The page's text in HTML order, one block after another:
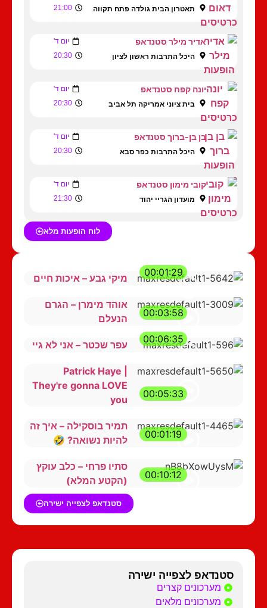
תאטרון הבית גולדה פתח תקווה 21:00
אדיר מילר סטנדאפ יום ד'
היכל התרבות ראשון לציון 20:30
יונה קפח סטנדאפ יום ד'
בית ציוני אמריקה תל אביב 20:30
בן בן-ברוך סטנדאפ יום ד'
היכל התרבות כפר סבא 20:30
קובי מימון סטנדאפ יום ד'
מועדון הגריי יהוד 21:30
לוח הופעות מלא
00:01:29 מיקי גבע – איכות חיים
00:03:58
אוהד מימרן – הגרם
הנעלם
00:06:35
עפר שכטר – אני לא גיי
00:05:33
Patrick Haye |
They're gonna LOVE
you
00:01:19
תמיר בוסקילה – איך זה
להיות נשואה? 🤣
00:10:12
סתיו פרחי – כלב עוקץ
(הקטע המלא)
סטנדאפ לצפייה ישירה
סטנדאפ לצפייה ישירה
מערכונים קצרים
מערכונים מלאים